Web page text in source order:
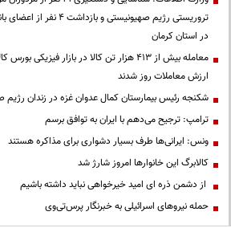
تروریستی رژیم
در استان کرمان
معامله بیش از ۴۱۳ هزار تن کالا در بازار
ارزش معاملات روز شدند
شکنجه رئیس بیمارستان کمال عدوان غزه در زندان رژیم
ترامپ: ترجیح می‌دهم با ایران به توافق برسم
ونس: ایرانی‌ها طرف بسیار دشواری برای مذاکره هستند
کالابرگ این خانوارها امروز شارژ شد
از دشمن ذره ای امید خیرخواهی نباید داشته باشیم
حمله نیروهای اسرائیلی به خبرنگار پرس‌تی‌وی